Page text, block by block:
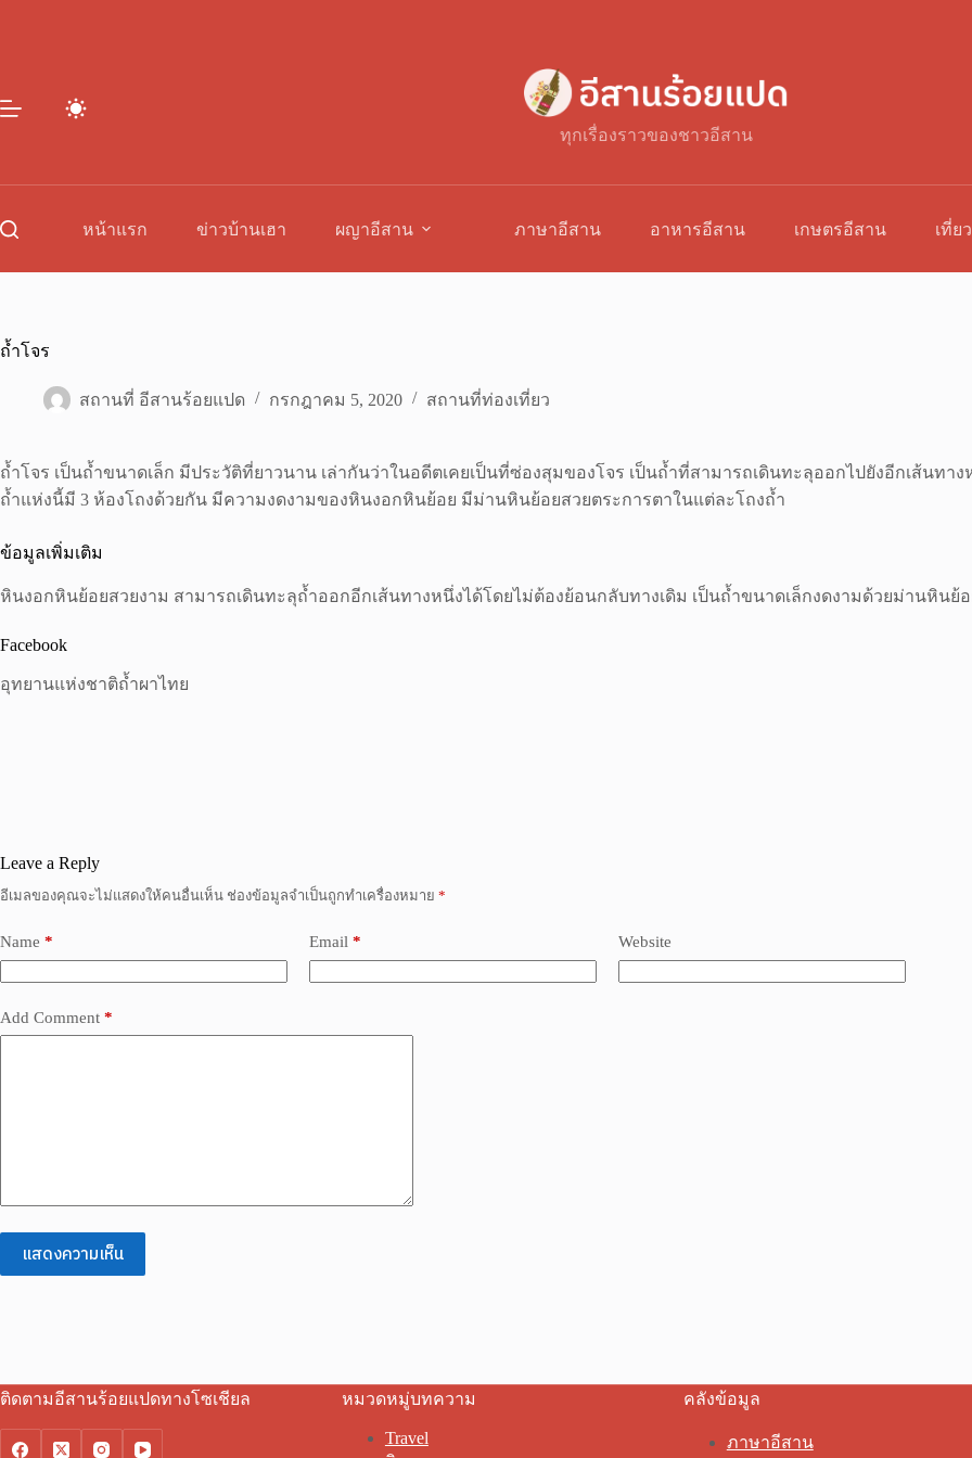
ทุกเรื่องราวของชาวอีสาน
หน้าแรก ข่าวบ้านเฮา ผญาอีสาน ภาษาอีสาน อาหารอีสาน เกษตรอีสาน เที่ย
ถ้ำโจร
สถานที่ อีสานร้อยแปด กรกฎาคม 5, 2020 สถานที่ท่องเที่ยว
ถ้ำโจร เป็นถ้ำขนาดเล็ก มีประวัติที่ยาวนาน เล่ากันว่าในอดีตเคยเป็นที่ซ่องสุมของโจร เป็นถ้ำที่สามารถเดินทะลุออกไปยังอีกเส้นทา
ถ้ำแห่งนี้มี 3 ห้องโถงด้วยกัน มีความงดงามของหินงอกหินย้อย มีม่านหินย้อยสวยตระการตาในแต่ละโถงถ้ำ
ข้อมูลเพิ่มเติม
หินงอกหินย้อยสวยงาม สามารถเดินทะลุถ้ำออกอีกเส้นทางหนึ่งได้โดยไม่ต้องย้อนกลับทางเดิม เป็นถ้ำขนาดเล็กงดงามด้วยม่านหินย้
Facebook
อุทยานแห่งชาติถ้ำผาไทย
Leave a Reply
อีเมลของคุณจะไม่แสดงให้คนอื่นเห็น ช่องข้อมูลจำเป็นถูกทำเครื่องหมาย *
Name * Email * Website
Add Comment *
แสดงความเห็น
ติดตามอีสานร้อยแปดทางโซเชียล หมวดหมู่บทความ
Travel
คลังข้อมูล
ภาษาอีสาน